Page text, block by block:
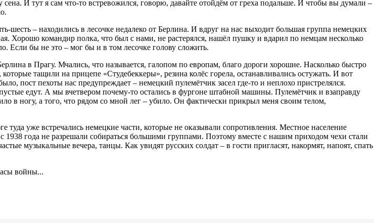
И тут я сам что-то встревожился, говорю, давайте отойдём от греха подальше. И чтобы вы думали –
– находились в лесочке недалеко от Берлина. И вдруг на нас выходит большая группа немецких
Хорошо командир полка, что был с нами, не растерялся, нашёл пушку и вдарил по немцам несколько
Если бы не это – мог бы и в том лесочке голову сложить.
в Прагу. Мчались, что называется, галопом по европам, благо дороги хорошие. Насколько быстро
тащили на прицепе «Студебеккеры», резина колёс горела, останавливались остужать. И вот
пост пехоты нас предупреждает – немецкий пулемётчик засел где-то и неплохо пристрелялся.
едут. А мы вчетвером почему-то остались в фургоне штабной машины. Пулемётчик и взаправду
в ногу, а того, что рядом со мной лег – убило. Он фактически прикрыл меня своим телом,
уже встречались немецкие части, которые не оказывали сопротивления. Местное население
года не разрешали собираться большими группами. Поэтому вместе с нашим приходом чехи стали
музыкальные вечера, танцы. Как увидят русских солдат – в гости пригласят, накормят, напоят, спать
войны...